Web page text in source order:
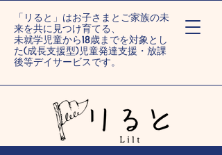
「リると」はお子さまとご家族の未
来を共に見つけ育てる、
未就学児童から18歳までを対象とし
た(成長支援型)児童発達支援・放課
後等デイサービスです。